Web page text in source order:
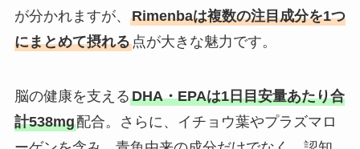
が分かれますが、 Rimenbaは複数の注目成分を1つ
にまとめて摂れる点が大きな魅力です。
脳の健康を支えるDHA・EPAは1日目安量あたり合
計538mg配合。さらに、イチョウ葉やプラズマロ